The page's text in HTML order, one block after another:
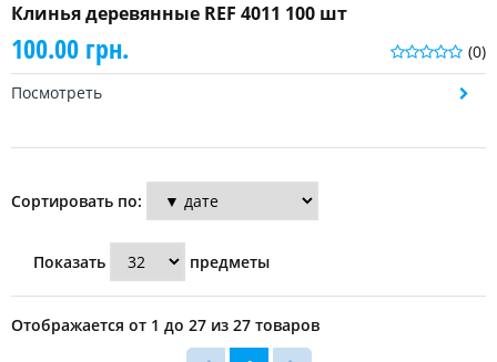
Клинья деревянные REF 4011 100 шт
(0)
100.00 грн.
Посмотреть
Сортировать по:
Показать предметы
Отображается от 1 до 27 из 27 товаров